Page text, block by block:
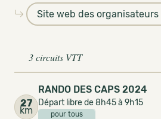
Site web des organisateurs
3 circuits VTT
27
km
RANDO DES CAPS 2024
Départ libre de 8h45 à 9h15
pour tous